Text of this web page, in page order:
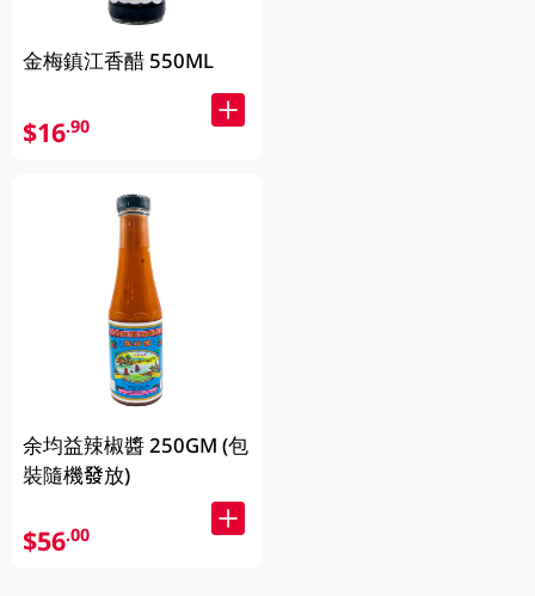
金梅鎮江香醋 550ML
$16.90
余均益辣椒醬 250GM (包
裝隨機發放)
$56.00